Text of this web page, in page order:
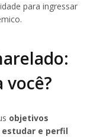
para ingressar
objetivos
e perfil